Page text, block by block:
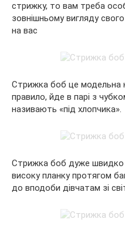
стрижку, то вам треба
зовнішньому вигляду
на вас
Стрижка боб це модельна
правило, йде в парі з
називають «під хлопчика».
Стрижка боб дуже швидко
високу планку протягом
до вподоби дівчатам зі